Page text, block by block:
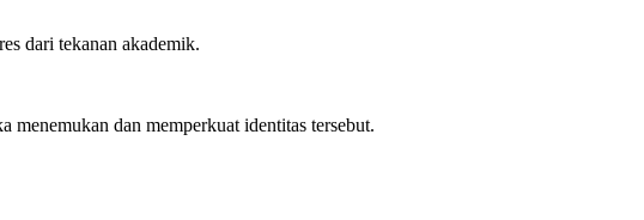
dari tekanan akademik.
menemukan dan memperkuat identitas tersebut.